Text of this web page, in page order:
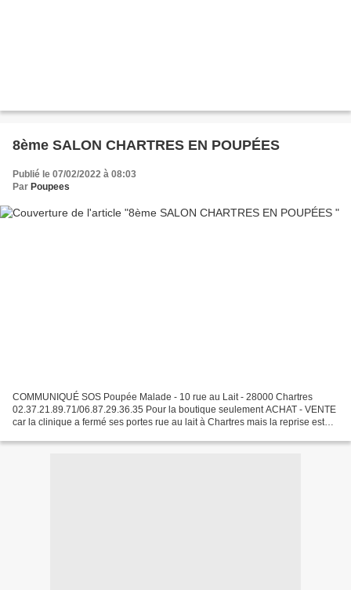
8ème SALON CHARTRES EN POUPÉES
Publié le 07/02/2022 à 08:03
Par Poupees
COMMUNIQUÉ SOS Poupée Malade - 10 rue au Lait - 28000 Chartres
02.37.21.89.71/06.87.29.36.35 Pour la boutique seulement ACHAT - VENTE
car la clinique a fermé ses portes rue au lait à Chartres mais la reprise est